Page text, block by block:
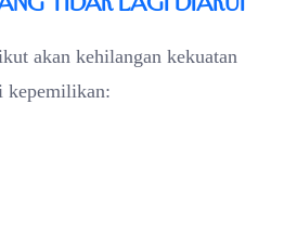
akan kehilangan kekuatan
kepemilikan: